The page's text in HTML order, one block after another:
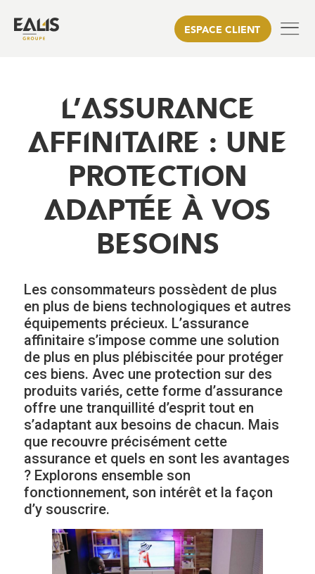
ESPACE CLIENT
L’ASSURANCE
AFFINITAIRE : UNE
PROTECTION
ADAPTÉE À VOS
BESOINS
Les consommateurs possèdent de plus
en plus de biens technologiques et autres
équipements précieux. L’assurance
affinitaire s’impose comme une solution
de plus en plus plébiscitée pour protéger
ces biens. Avec une protection sur des
produits variés, cette forme d’assurance
offre une tranquillité d’esprit tout en
s’adaptant aux besoins de chacun. Mais
que recouvre précisément cette
assurance et quels en sont les avantages
? Explorons ensemble son
fonctionnement, son intérêt et la façon
d’y souscrire.